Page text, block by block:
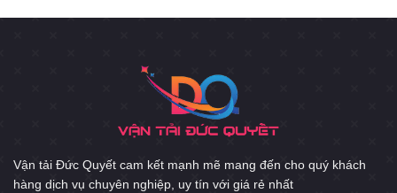
Vận tải Đức Quyết cam kết mạnh mẽ mang đến cho quý khách
hàng dịch vụ chuyên nghiệp, uy tín với giá rẻ nhất